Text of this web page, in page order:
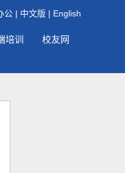
公 | 中文版 | English
培训 校友网